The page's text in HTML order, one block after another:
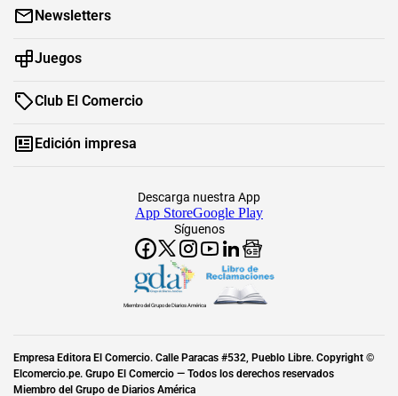
Newsletters
Juegos
Club El Comercio
Edición impresa
Síguenos
Descarga nuestra App
App StoreGoogle Play
Miembro del Grupo de Diarios América
Empresa Editora El Comercio. Calle Paracas #532, Pueblo Libre. Copyright ©
Elcomercio.pe. Grupo El Comercio — Todos los derechos reservados
Miembro del Grupo de Diarios América